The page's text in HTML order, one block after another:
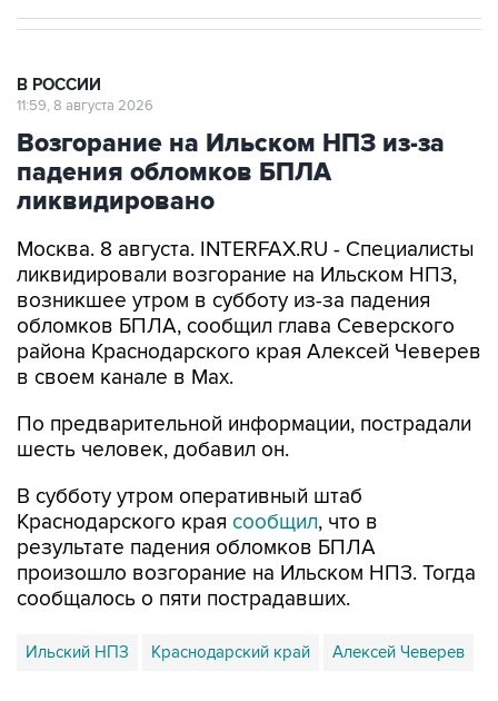
В РОССИИ
11:59, 8 августа 2026
Возгорание на Ильском НПЗ из-за
падения обломков БПЛА
ликвидировано
Москва. 8 августа. INTERFAX.RU - Специалисты
ликвидировали возгорание на Ильском НПЗ,
возникшее утром в субботу из-за падения
обломков БПЛА, сообщил глава Северского
района Краснодарского края Алексей Чеверев
в своем канале в Max.
По предварительной информации, пострадали
шесть человек, добавил он.
В субботу утром оперативный штаб
Краснодарского края сообщил, что в
результате падения обломков БПЛА
произошло возгорание на Ильском НПЗ. Тогда
сообщалось о пяти пострадавших.
Ильский НПЗ Краснодарский край Алексей Чеверев